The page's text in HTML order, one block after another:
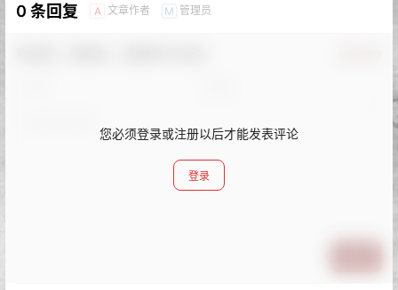
0 条回复 A 文章作者 M 管理员
您必须登录或注册以后才能发表评论
登录